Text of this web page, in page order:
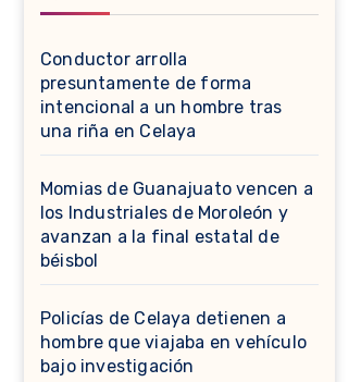
Conductor arrolla
presuntamente de forma
intencional a un hombre tras
una riña en Celaya
Momias de Guanajuato vencen a
los Industriales de Moroleón y
avanzan a la final estatal de
béisbol
Policías de Celaya detienen a
hombre que viajaba en vehículo
bajo investigación